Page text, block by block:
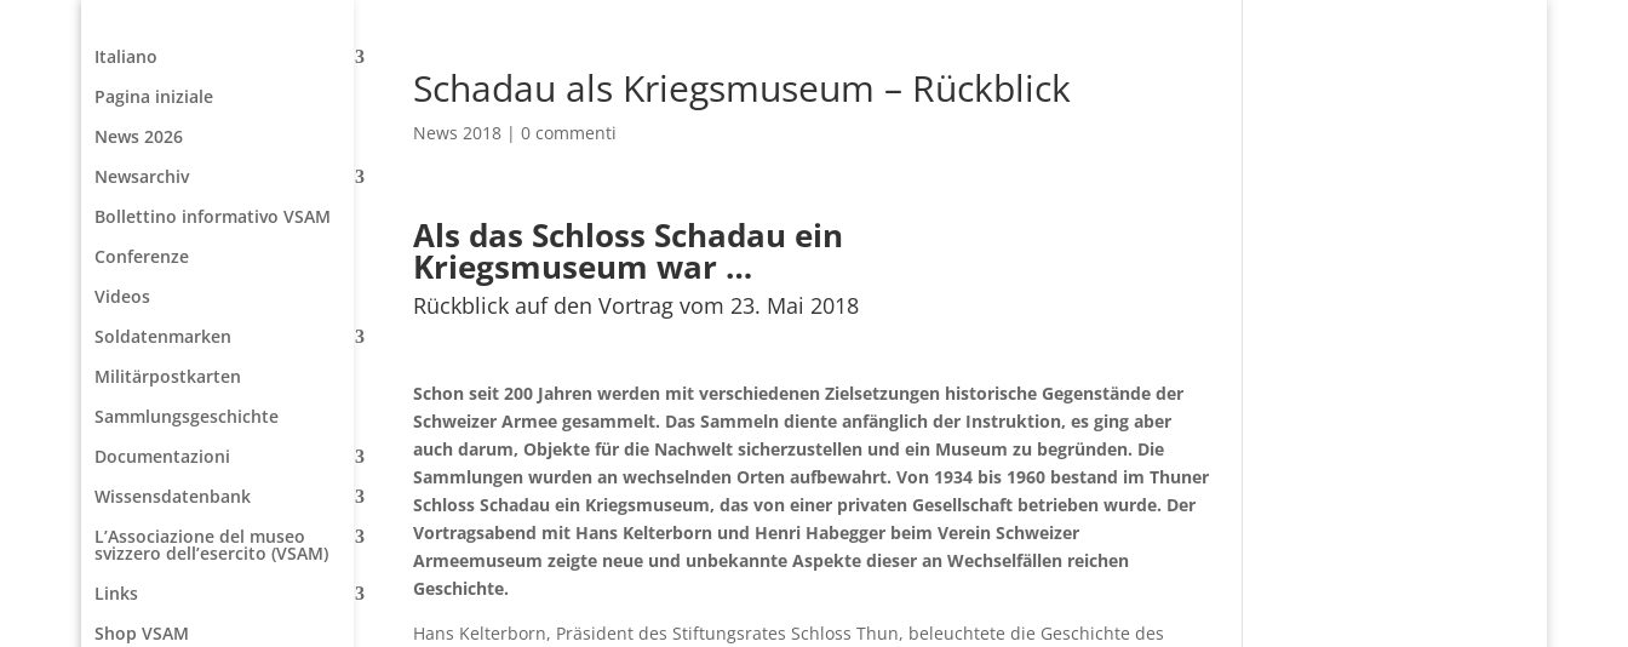
Italiano
Pagina iniziale
News 2026
Newsarchiv
Bollettino informativo VSAM
Conferenze
Videos
Soldatenmarken
Militärpostkarten
Sammlungsgeschichte
Documentazioni
Wissensdatenbank
L’Associazione del museo
svizzero dell’esercito (VSAM)
Links
Shop VSAM
Schadau als Kriegsmuseum – Rückblick
News 2018 |0 commenti
Als das Schloss Schadau ein
Kriegsmuseum war …
Rückblick auf den Vortrag vom 23. Mai 2018
Schon seit 200 Jahren werden mit verschiedenen Zielsetzungen historische Gegenstände der
Schweizer Armee gesammelt. Das Sammeln diente anfänglich der Instruktion, es ging aber
auch darum, Objekte für die Nachwelt sicherzustellen und ein Museum zu begründen. Die
Sammlungen wurden an wechselnden Orten aufbewahrt. Von 1934 bis 1960 bestand im Thuner
Schloss Schadau ein Kriegsmuseum, das von einer privaten Gesellschaft betrieben wurde. Der
Vortragsabend mit Hans Kelterborn und Henri Habegger beim Verein Schweizer
Armeemuseum zeigte neue und unbekannte Aspekte dieser an Wechselfällen reichen
Geschichte.
Hans Kelterborn, Präsident des Stiftungsrates Schloss Thun, beleuchtete die Geschichte des